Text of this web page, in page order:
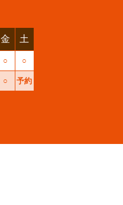
金 土
○ ○
○ 予約